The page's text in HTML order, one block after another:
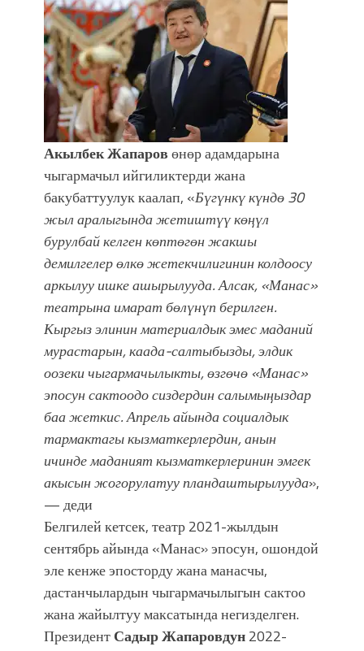
Акылбек Жапаровөнөр адамдарына
чыгармачыл ийгиликтерди жана
бакубаттуулук каалап, «Бүгүнкү күндө 30
жыл аралыгында жетиштүү көңүл
бурулбай келген көптөгөн жакшы
демилгелер өлкө жетекчилигинин колдоосу
аркылуу ишке ашырылууда. Алсак, «Манас»
театрына имарат бөлүнүп берилген.
Кыргыз элинин материалдык эмес маданий
мурастарын, каада-салтыбызды, элдик
оозеки чыгармачылыкты, өзгөчө «Манас»
эпосун сактоодо сиздердин салымыңыздар
баа жеткис. Апрель айында социалдык
тармактагы кызматкерлердин, анын
ичинде маданият кызматкерлеринин эмгек
акысын жогорулатуу пландаштырылууда»,
— деди
Белгилей кетсек, театр 2021-жылдын
сентябрь айында «Манас» эпосун, ошондой
эле кенже эпосторду жана манасчы,
дастанчылардын чыгармачылыгын сактоо
жана жайылтуу максатында негизделген.
ПрезидентСадыр Жапаровдун2022-